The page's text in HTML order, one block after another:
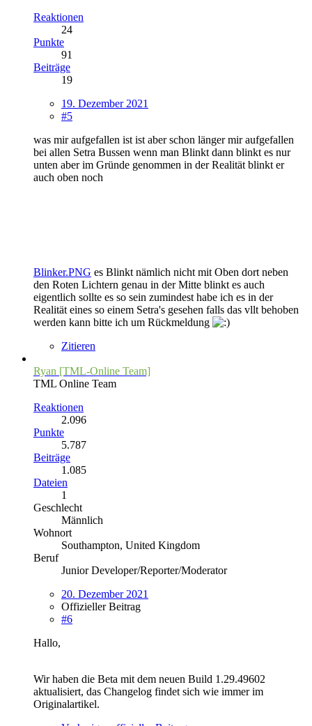
Reaktionen
24
Punkte
91
Beiträge
19
19. Dezember 2021
#5
was mir aufgefallen ist ist aber schon länger mir aufgefallen
bei allen Setra Bussen wenn man Blinkt dann blinkt es nur
unten aber im Gründe genommen in der Realität blinkt er
auch oben noch
Blinker.PNG es Blinkt nämlich nicht mit Oben dort neben
den Roten Lichtern genau in der Mitte blinkt es auch
eigentlich sollte es so sein zumindest habe ich es in der
Realität eines so einem Setra's gesehen falls das vllt behoben
werden kann bitte ich um Rückmeldung
Zitieren
Ryan [TML-Online Team]
TML Online Team
Reaktionen
2.096
Punkte
5.787
Beiträge
1.085
Dateien
1
Geschlecht
Männlich
Wohnort
Southampton, United Kingdom
Beruf
Junior Developer/Reporter/Moderator
20. Dezember 2021
Offizieller Beitrag
#6
Hallo,
Wir haben die Beta mit dem neuen Build 1.29.49602
aktualisiert, das Changelog findet sich wie immer im
Originalartikel.